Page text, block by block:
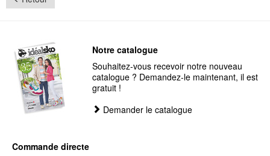
Notre catalogue
Souhaitez-vous recevoir notre nouveau
catalogue ? Demandez-le maintenant, il est
gratuit !
Demander le catalogue
Commande directe